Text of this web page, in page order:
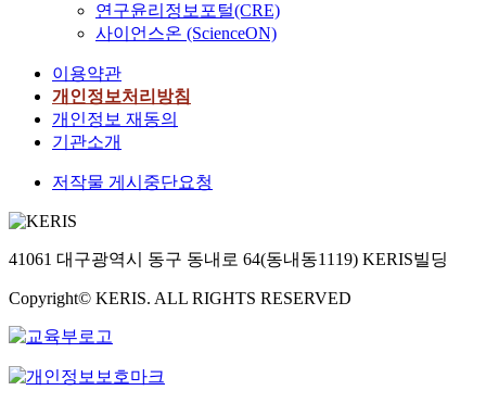
연구윤리정보포털(CRE)
사이언스온 (ScienceON)
이용약관
개인정보처리방침
개인정보 재동의
기관소개
저작물 게시중단요청
41061 대구광역시 동구 동내로 64(동내동1119) KERIS빌딩
Copyright© KERIS. ALL RIGHTS RESERVED